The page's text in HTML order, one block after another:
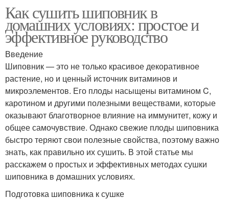
Как сушить шиповник в
домашних условиях: простое и
эффективное руководство
Введение
Шиповник — это не только красивое декоративное
растение, но и ценный источник витаминов и
микроэлементов. Его плоды насыщены витамином C,
каротином и другими полезными веществами, которые
оказывают благотворное влияние на иммунитет, кожу и
общее самочувствие. Однако свежие плоды шиповника
быстро теряют свои полезные свойства, поэтому важно
знать, как правильно их сушить. В этой статье мы
расскажем о простых и эффективных методах сушки
шиповника в домашних условиях.
Подготовка шиповника к сушке